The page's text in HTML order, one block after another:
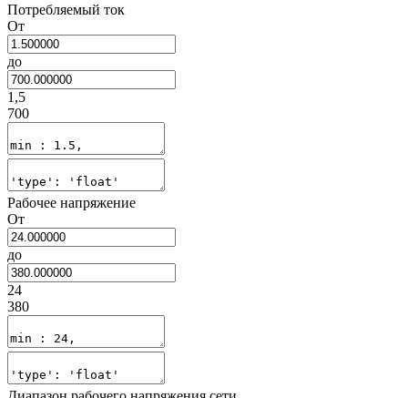
Потребляемый ток
От
до
1,5
700
Рабочее напряжение
От
до
24
380